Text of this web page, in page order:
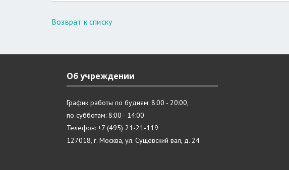
Возврат к списку
Об учреждении
График работы по будням: 8:00 - 20:00,
по субботам: 8:00 - 14:00
Телефон: +7 (495) 21-21-119
127018, г. Москва, ул. Сущёвский вал, д. 24